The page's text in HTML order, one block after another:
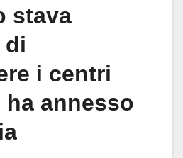
stava
di
i centri
annesso